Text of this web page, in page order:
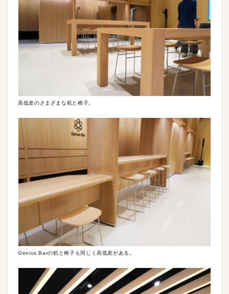
高低差のさまざまな机と椅子。
Genius Barの机と椅子も同じく高低差がある。